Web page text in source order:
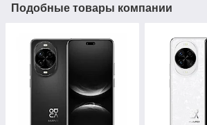
Подобные товары компании